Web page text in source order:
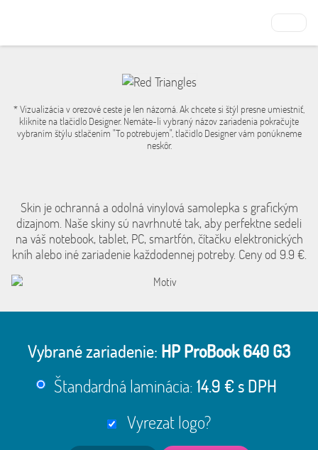
* Vizualizácia v orezové ceste je len názorná. Ak chcete si štýl presne umiestniť,
kliknite na tlačidlo Designer. Nemáte-li vybraný názov zariadenia pokračujte
vybraním štýlu stlačením "To potrebujem", tlačidlo Designer vám ponúkneme
neskôr.
Skin je ochranná a odolná vinylová samolepka s grafickým
dizajnom. Naše skiny sú navrhnuté tak, aby perfektne sedeli
na váš notebook, tablet, PC, smartfón, čítačku elektronických
kníh alebo iné zariadenie každodennej potreby. Ceny od 9.9 €.
Vybrané zariadenie: HP ProBook 640 G3
Štandardná laminácia:14.9 € s DPH
Vyrezat logo?